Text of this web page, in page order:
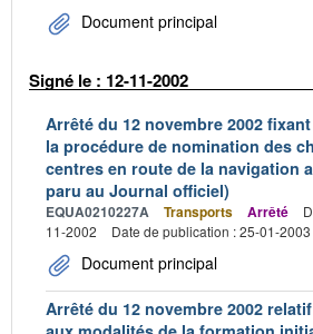
Document principal
Signé le : 12-11-2002
Arrêté du 12 novembre 2002
la procédure de nomination des
centres en route de la navigation
paru au Journal officiel)
EQUA0210227A Transports Arrêté
11-2002
Date de publication : 25-01-2003
Document principal
Arrêté du 12 novembre 2002